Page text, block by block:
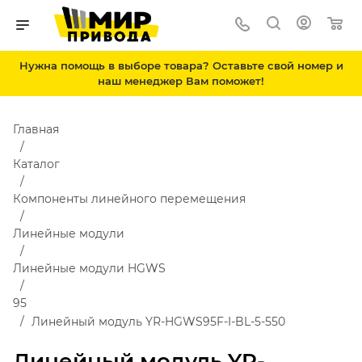
Нужна помощь в выборе товара? Оставьте свой номер и
наш менеджер Вам поможет!
Главная
Каталог
Компоненты линейного перемещения
Линейные модули
Линейные модули HGWS
95
Линейный модуль YR-HGWS95F-I-BL-5-550